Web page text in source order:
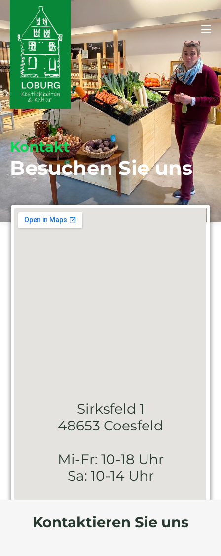
Kontakt
Besuchen Sie uns
Sirksfeld 1
48653 Coesfeld
Mi-Fr: 10-18 Uhr
Sa: 10-14 Uhr
Kontaktieren Sie uns